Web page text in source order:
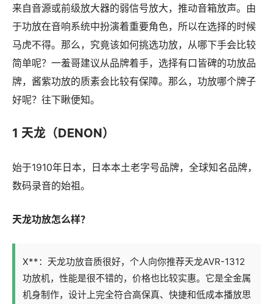
来自音源或前级放大器的弱信号放大，推动音箱放声。由
于功放在音响系统中扮演着重要角色，所以在选择的时候
马虎不得。那么，究竟该如何挑选功放，从哪下手会比较
简单呢？一羞哥建议从品牌着手，选择有口皆碑的功放品
牌，酱紫功放的质素会比较有保障。那么，功放哪个牌子
好呢？往下瞅便知。
1 天龙（DENON）
始于1910年日本，日本本土老字号品牌，全球知名品牌，
数码录音的始祖。
天龙功放怎么样？
X**：天龙功放音质很好，个人向你推荐天龙AVR-1312
功放机，性能是很不错的，价格也比较实惠。它是全金属
机身制作，设计上完全符合高保真、快捷和低成本播放思